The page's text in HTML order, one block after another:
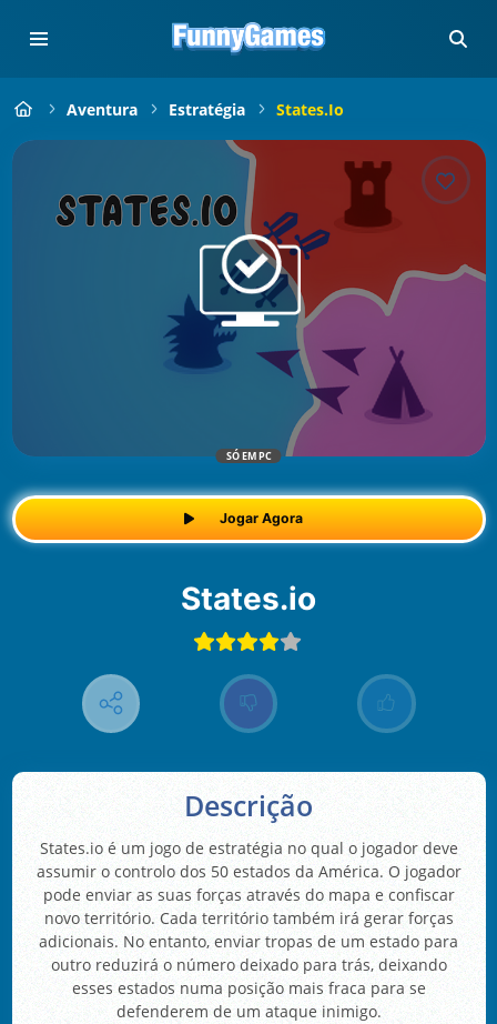
Aventura Estratégia States.io
SÓ EM PC
Jogar Agora
States.io
Descrição
States.io é um jogo de estratégia no qual o jogador deve
assumir o controlo dos 50 estados da América. O jogador
pode enviar as suas forças através do mapa e confiscar
novo território. Cada território também irá gerar forças
adicionais. No entanto, enviar tropas de um estado para
outro reduzirá o número deixado para trás, deixando
esses estados numa posição mais fraca para se
defenderem de um ataque inimigo.